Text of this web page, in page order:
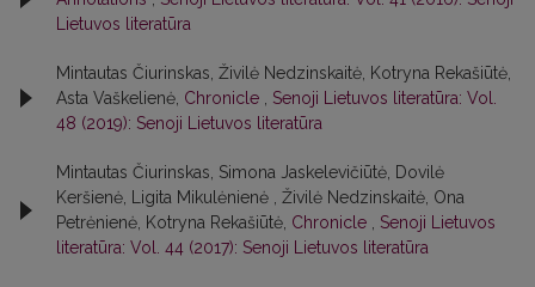
Lietuvos literatūra
Mintautas Čiurinskas, Živilė Nedzinskaitė, Kotryna Rekašiūtė,
Asta Vaškelienė, Chronicle
Senoji Lietuvos literatūra: Vol.
48 (2019): Senoji Lietuvos literatūra
Mintautas Čiurinskas, Simona Jaskelevičiūtė, Dovilė
Keršienė, Ligita Mikulėnienė , Živilė Nedzinskaitė, Ona
Petrėnienė, Kotryna Rekašiūtė, Chronicle
Senoji Lietuvos
literatūra: Vol. 44 (2017): Senoji Lietuvos literatūra